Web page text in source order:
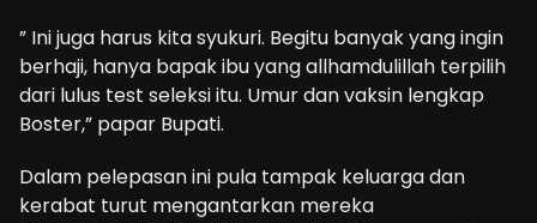
” Ini juga harus kita syukuri. Begitu banyak yang ingin
berhaji, hanya bapak ibu yang allhamdulillah terpilih
dari lulus test seleksi itu. Umur dan vaksin lengkap
Boster,” papar Bupati.
Dalam pelepasan ini pula tampak keluarga dan
kerabat turut mengantarkan mereka